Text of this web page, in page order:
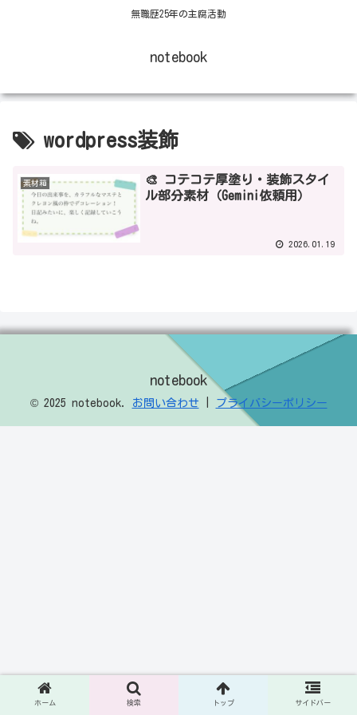
無職歴25年の主腐活動
notebook
wordpress装飾
素材箱
🎨 コテコテ厚塗り・装飾スタイ
ル部分素材（Gemini依頼用）
2026.01.19
notebook
© 2025 notebook. お問い合わせ プライバシーポリシー
ホーム 検索 トップ サイドバー